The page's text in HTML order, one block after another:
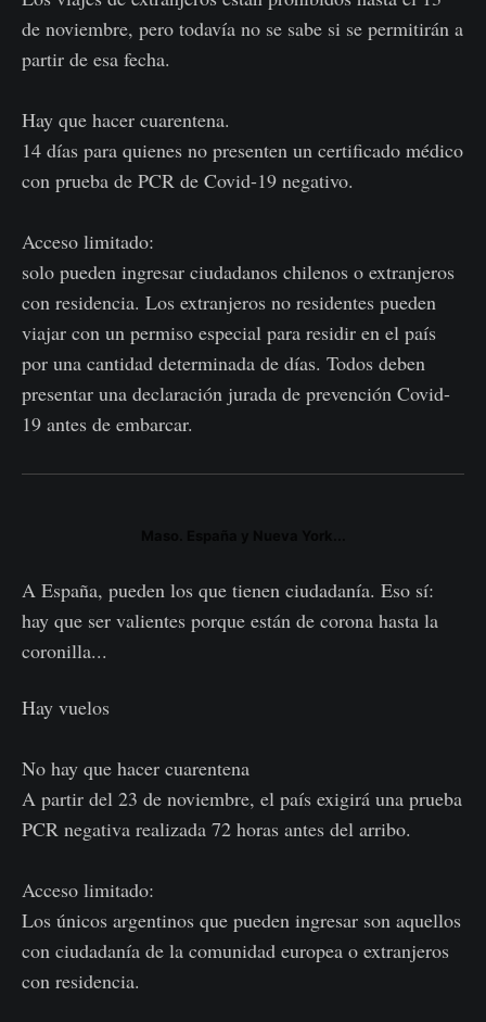
de noviembre, pero todavía no se sabe si se permitirán a
partir de esa fecha.
Hay que hacer cuarentena.
14 días para quienes no presenten un certificado médico
con prueba de PCR de Covid-19 negativo.
Acceso limitado:
solo pueden ingresar ciudadanos chilenos o extranjeros
con residencia. Los extranjeros no residentes pueden
viajar con un permiso especial para residir en el país
por una cantidad determinada de días. Todos deben
presentar una declaración jurada de prevención Covid-
19 antes de embarcar.
A España, pueden los que tienen ciudadanía. Eso sí:
hay que ser valientes porque están de corona hasta la
coronilla...
Hay vuelos
No hay que hacer cuarentena
A partir del 23 de noviembre, el país exigirá una prueba
PCR negativa realizada 72 horas antes del arribo.
Acceso limitado:
Los únicos argentinos que pueden ingresar son aquellos
con ciudadanía de la comunidad europea o extranjeros
con residencia.